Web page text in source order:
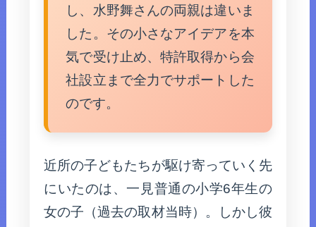
し、水野舞さんの両親は違いま
した。その小さなアイデアを本
気で受け止め、特許取得から会
社設立まで全力でサポートした
のです。
近所の子どもたちが駆け寄っていく先
にいたのは、一見普通の小学6年生の
女の子（過去の取材当時）。しかし彼